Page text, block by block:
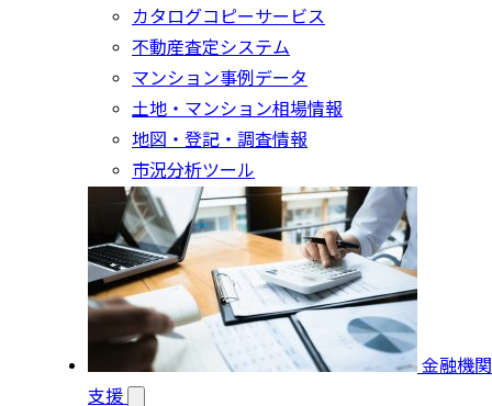
カタログコピーサービス
不動産査定システム
マンション事例データ
土地・マンション相場情報
地図・登記・調査情報
市況分析ツール
金融機関
支援